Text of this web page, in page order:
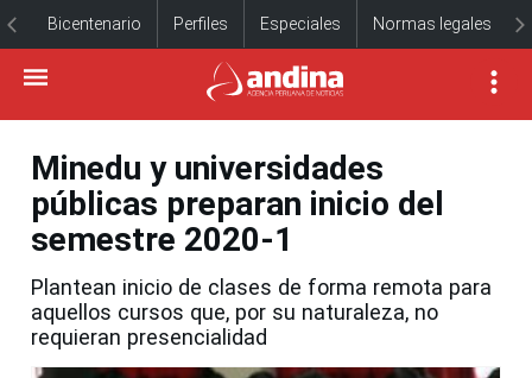
Bicentenario Perfiles Especiales Normas legales
Minedu y universidades
públicas preparan inicio del
semestre 2020-1
Plantean inicio de clases de forma remota para
aquellos cursos que, por su naturaleza, no
requieran presencialidad